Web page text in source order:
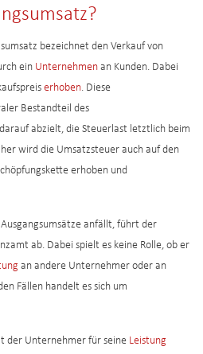
bezeichnet den Verkauf von
ein Unternehmen an Kunden. Dabei
erhoben. Diese
Bestandteil des
abzielt, die Steuerlast letztlich beim
wird die Umsatzsteuer auch auf den
erhoben und
anfällt, führt der
ab. Dabei spielt es keine Rolle, ob er
an andere Unternehmer oder an
Fällen handelt es sich um
der Unternehmer für seine Leistung